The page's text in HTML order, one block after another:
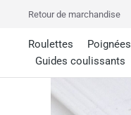
Retour de marchandise
Roulettes Poignées
Guides coulissants